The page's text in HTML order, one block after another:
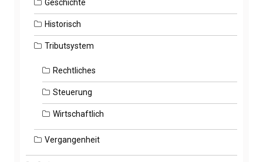
Geschichte
Historisch
Tributsystem
Rechtliches
Steuerung
Wirtschaftlich
Vergangenheit